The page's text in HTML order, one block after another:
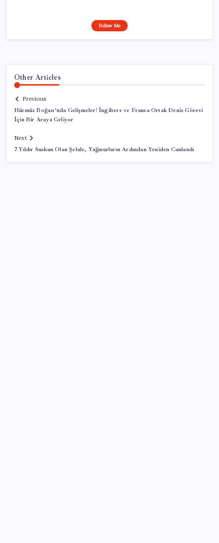
Follow Me
Other Articles
Previous
Hürmüz Boğazı’nda Gelişmeler! İngiltere ve Fransa Ortak Deniz Görevi
İçin Bir Araya Geliyor
Next
7 Yıldır Suskun Olan Şelale, Yağmurların Ardından Yeniden Canlandı